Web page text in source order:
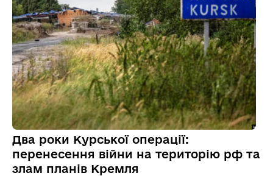
Два роки Курської операції:
перенесення війни на територію рф та
злам планів Кремля